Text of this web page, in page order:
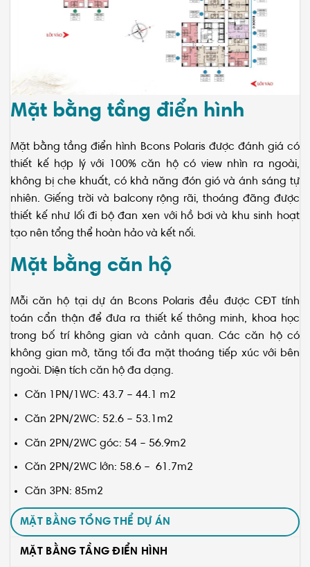
Mặt bằng tầng điển hình
Mặt bằng tầng điển hình Bcons Polaris được đánh giá có
thiết kế hợp lý với 100% căn hộ có view nhìn ra ngoài,
không bị che khuất, có khả năng đón gió và ánh sáng tự
nhiên. Giếng trời và balcony rộng rãi, thoáng đãng được
thiết kế như lối đi bộ đan xen với hồ bơi và khu sinh hoạt
tạo nên tổng thể hoàn hảo và kết nối.
Mặt bằng căn hộ
Mỗi căn hộ tại dự án Bcons Polaris đều được CĐT tính
toán cẩn thận để đưa ra thiết kế thông minh, khoa học
trong bố trí không gian và cảnh quan. Các căn hộ có
không gian mở, tăng tối đa mặt thoáng tiếp xúc với bên
ngoài. Diện tích căn hộ đa dạng.
Căn 1PN/1WC: 43.7 – 44.1 m2
Căn 2PN/2WC: 52.6 – 53.1m2
Căn 2PN/2WC góc: 54 – 56.9m2
Căn 2PN/2WC lớn: 58.6 – 61.7m2
Căn 3PN: 85m2
MẶT BẰNG TỔNG THỂ DỰ ÁN
MẶT BẰNG TẦNG ĐIỂN HÌNH